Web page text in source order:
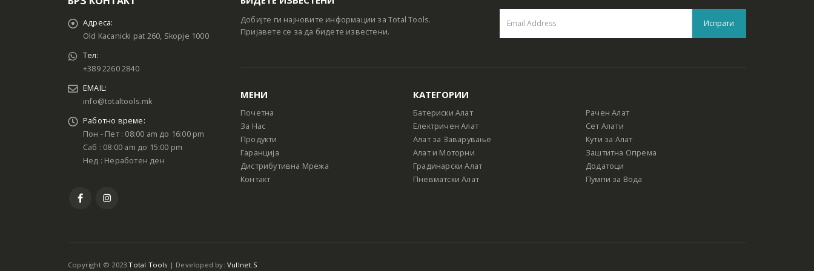
Адреса:
Old Kacanicki pat 260, Skopje 1000
Тел:
+389 2260 2840
EMAIL:
info@totaltools.mk
Работно време:
Пон - Пет : 08:00 am до 16:00 pm
Саб : 08:00 am до 15:00 pm
Нед : Неработен ден
Добијте ги најновите информации за Total Tools.
Пријавете се за да бидете известени.
МЕНИ
Почетна
За Нас
Продукти
Гаранција
Дистрибутивна Мрежа
Контакт
КАТЕГОРИИ
Батериски Алат
Електричен Алат
Алат за Заварување
Алат и Моторни
Градинарски Алат
Пневматски Алат
Рачен Алат
Сет Алати
Кути за Алат
Заштитна Опрема
Додатоци
Пумпи за Вода
Copyright © 2023Total Tools | Developed by:Vullnet.S